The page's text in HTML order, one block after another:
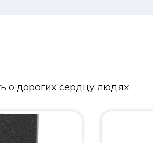
о дорогих сердцу людях